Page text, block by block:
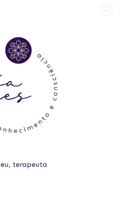
eu, terapeuta